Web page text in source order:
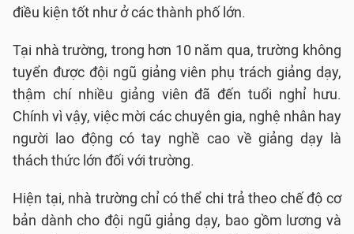
điều kiện tốt như ở các thành phố lớn.
Tại nhà trường, trong hơn 10 năm qua, trường không
tuyển được đội ngũ giảng viên phụ trách giảng dạy,
thậm chí nhiều giảng viên đã đến tuổi nghỉ hưu.
Chính vì vậy, việc mời các chuyên gia, nghệ nhân hay
người lao động có tay nghề cao về giảng dạy là
thách thức lớn đối với trường.
Hiện tại, nhà trường chỉ có thể chi trả theo chế độ cơ
bản dành cho đội ngũ giảng dạy, bao gồm lương và